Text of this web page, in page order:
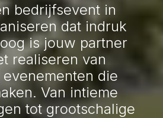
bedrijfsevent in
dat indruk
is jouw partner
realiseren van
die
Van intieme
tot grootschalige